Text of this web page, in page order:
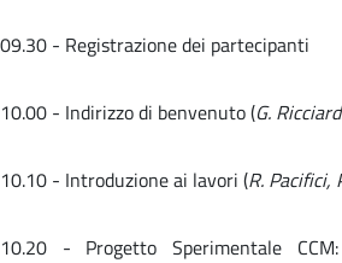
09.30 - Registrazione dei partecipanti
10.00 - Indirizzo di benvenuto (G.
10.10 - Introduzione ai lavori (R. Pacifici,
10.20 - Progetto Sperimentale